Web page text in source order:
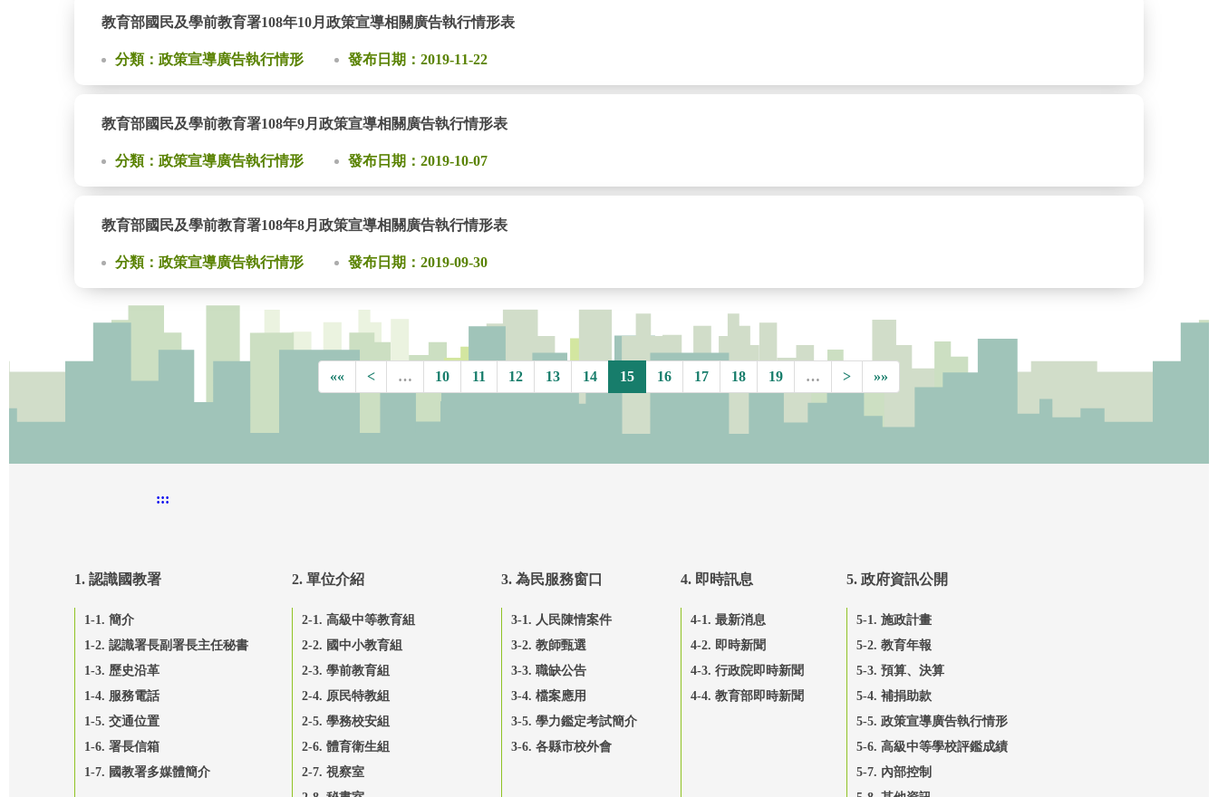
教育部國民及學前教育署108年10月政策宣導相關廣告執行情形表
分類：政策宣導廣告執行情形 發布日期：2019-11-22
教育部國民及學前教育署108年9月政策宣導相關廣告執行情形表
分類：政策宣導廣告執行情形 發布日期：2019-10-07
教育部國民及學前教育署108年8月政策宣導相關廣告執行情形表
分類：政策宣導廣告執行情形 發布日期：2019-09-30
«« < … 10 11 12 13 14 15 16 17 18 19 … > »»
:::
1. 認識國教署
1-1. 簡介
1-2. 認識署長副署長主任秘書
1-3. 歷史沿革
1-4. 服務電話
1-5. 交通位置
1-6. 署長信箱
1-7. 國教署多媒體簡介
2. 單位介紹
2-1. 高級中等教育組
2-2. 國中小教育組
2-3. 學前教育組
2-4. 原民特教組
2-5. 學務校安組
2-6. 體育衛生組
2-7. 視察室
3. 為民服務窗口
3-1. 人民陳情案件
3-2. 教師甄選
3-3. 職缺公告
3-4. 檔案應用
3-5. 學力鑑定考試簡介
3-6. 各縣市校外會
4. 即時訊息
4-1. 最新消息
4-2. 即時新聞
4-3. 行政院即時新聞
4-4. 教育部即時新聞
5. 政府資訊公開
5-1. 施政計畫
5-2. 教育年報
5-3. 預算、決算
5-4. 補捐助款
5-5. 政策宣導廣告執行情形
5-6. 高級中等學校評鑑成績
5-7. 內部控制